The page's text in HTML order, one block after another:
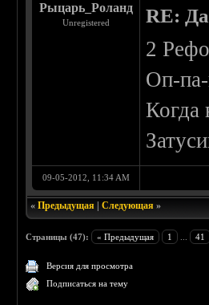
Рыцарь_Роланд
Unregistered RE:
2
Оп-
Когда
09-05-2012, 11:34 AM
«Предыдущая |Следующая »
Страницы (47): « Предыдущая 1 41
Версия для просмотра
Подписаться на тему